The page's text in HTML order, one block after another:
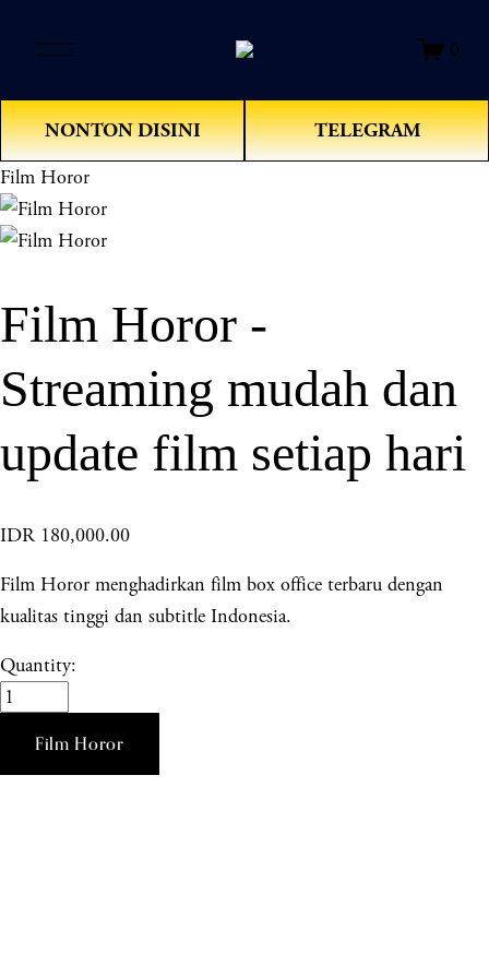
e
n
M
e
u
0
NONTON DISINI TELEGRAM
Film Horor
Film Horor -
Streaming mudah dan
update film setiap hari
IDR 180,000.00
Film Horor menghadirkan film box office terbaru dengan
kualitas tinggi dan subtitle Indonesia.
Quantity:
Film Horor